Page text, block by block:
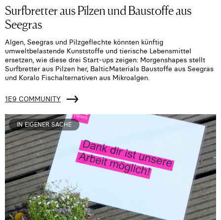
Surfbretter aus Pilzen und Baustoffe aus
Seegras
Algen, Seegras und Pilzgeflechte könnten künftig
umweltbelastende Kunststoffe und tierische Lebensmittel
ersetzen, wie diese drei Start-ups zeigen: Morgenshapes stellt
Surfbretter aus Pilzen her, BalticMaterials Baustoffe aus Seegras
und Koralo Fischalternativen aus Mikroalgen.
1E9 COMMUNITY
IN EIGENER SACHE